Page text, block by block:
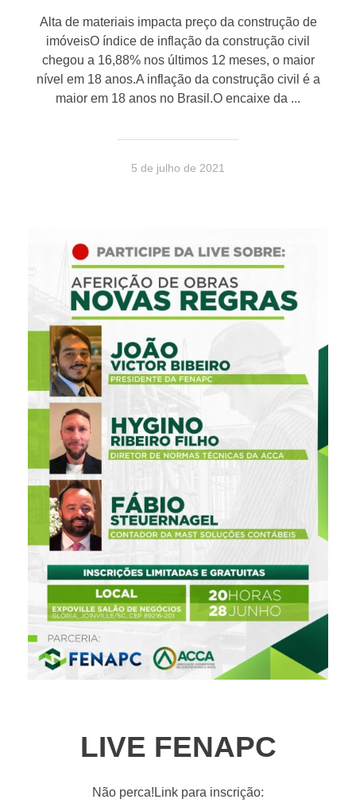
5 de julho de 2021
Alta de materiais impacta preço da construção de
imóveisO índice de inflação da construção civil
chegou a 16,88% nos últimos 12 meses, o maior
nível em 18 anos.A inflação da construção civil é a
maior em 18 anos no Brasil.O encaixe da ...
LIVE FENAPC
Não perca!Link para inscrição: